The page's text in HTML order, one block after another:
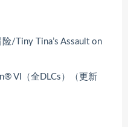
/Tiny Tina’s Assault on